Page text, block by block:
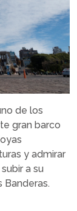
de los
gran barco
y admirar
a su
Banderas.